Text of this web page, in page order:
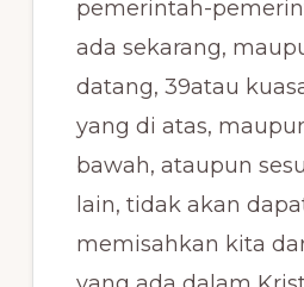
pemerintah-
ada sekarang,
datang, 39atau
yang di atas,
bawah, ataupun
lain, tidak akan
memisahkan kita